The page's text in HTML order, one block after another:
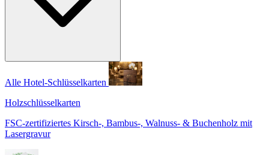
Alle Hotel-Schlüsselkarten
Holzschlüsselkarten
FSC-zertifiziertes Kirsch-, Bambus-, Walnuss- & Buchenholz mit
Lasergravur